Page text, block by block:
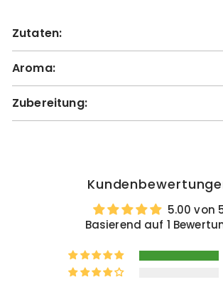
Zutaten:
Aroma:
Zubereitung:
5.00 von
Basierend auf 1